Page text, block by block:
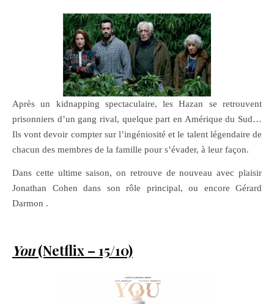
Après un kidnapping spectaculaire, les Hazan se retrouvent
prisonniers d’un gang rival, quelque part en Amérique du Sud…
Ils vont devoir compter sur l’ingéniosité et le talent légendaire de
chacun des membres de la famille pour s’évader, à leur façon.
Dans cette ultime saison, on retrouve de nouveau avec plaisir
Jonathan Cohen dans son rôle principal, ou encore Gérard
Darmon .
You(Netflix – 15/10)